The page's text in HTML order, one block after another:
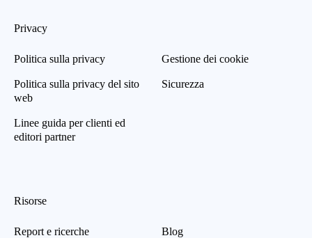
Privacy
Politica sulla privacy
Politica sulla privacy del sito
web
Linee guida per clienti ed
editori partner
Gestione dei cookie
Sicurezza
Risorse
Report e ricerche Blog